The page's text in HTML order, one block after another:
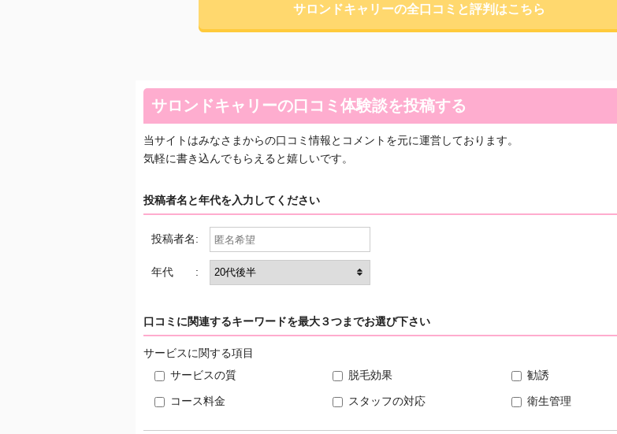
サロンドキャリーの全口コミと評判はこちら
サロンドキャリーの口コミ体験談を投稿する
当サイトはみなさまからの口コミ情報とコメントを元に運営しております。
気軽に書き込んでもらえると嬉しいです。
投稿者名と年代を入力してください
投稿者名:
年代 :
口コミに関連するキーワードを最大３つまでお選び下さい
サービスに関する項目
サービスの質
脱毛効果 勧誘
コース料金 スタッフの対応 衛生管理